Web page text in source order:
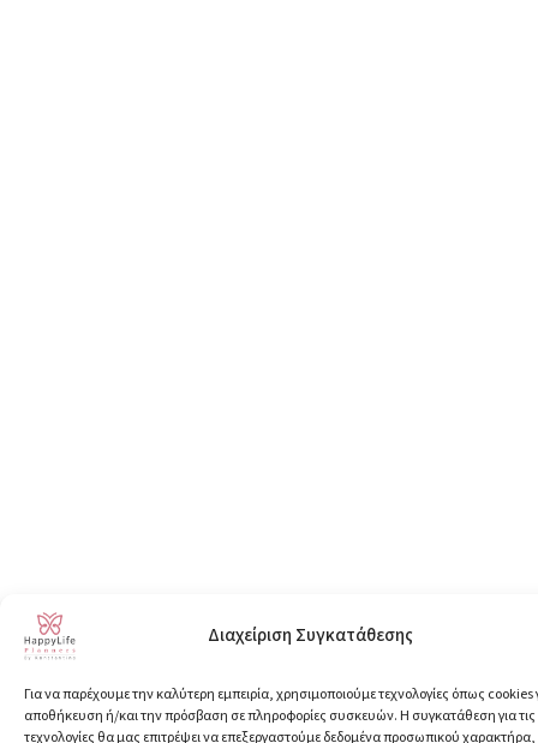
Διαχείριση Συγκατάθεσης
Για να παρέχουμε την καλύτερη εμπειρία, χρησιμοποιούμε τεχνολογίες όπως cookies
αποθήκευση ή/και την πρόσβαση σε πληροφορίες συσκευών. Η συγκατάθεση για
τεχνολογίες θα μας επιτρέψει να επεξεργαστούμε δεδομένα προσωπικού